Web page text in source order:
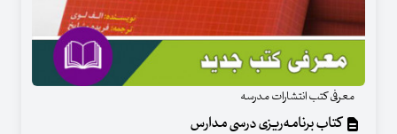
معرفی کتب انتشارات مدرسه
کتاب برنامه‌ریزی درسی مدارس